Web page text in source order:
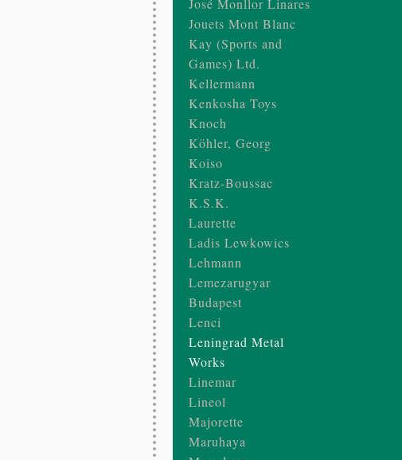
José Monllor Linares
Jouets Mont Blanc
Kay (Sports and
Games) Ltd.
Kellermann
Kenkosha Toys
Knoch
Köhler, Georg
Koiso
Kratz-Boussac
K.S.K.
Laurette
Ladis Lewkowics
Lehmann
Lemezarugyar
Budapest
Lenci
Leningrad Metal
Works
Linemar
Lineol
Majorette
Maruhaya